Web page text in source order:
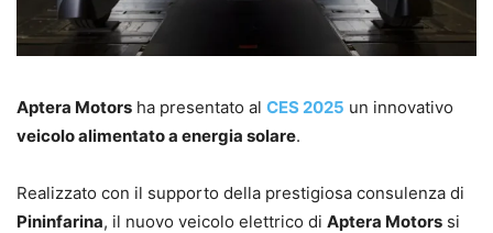
Aptera Motors ha presentato al CES 2025 un innovativo
veicolo alimentato a energia solare.
Realizzato con il supporto della prestigiosa consulenza di
Pininfarina, il nuovo veicolo elettrico di Aptera Motors si